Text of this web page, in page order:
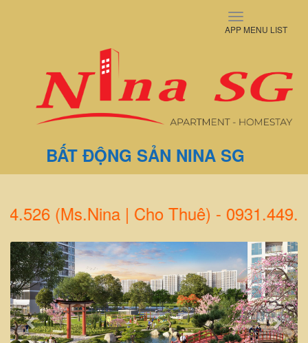
navigation
APP MENU LIST
BẤT ĐỘNG SẢN NINA SG
| Cho Thuê) - 0931.449.880
Previous Next